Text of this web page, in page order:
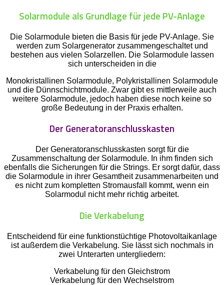
Solarmodule als Grundlage für jede PV-Anlage
Die Solarmodule bieten die Basis für jede PV-Anlage. Sie
werden zum Solargenerator zusammengeschaltet und
bestehen aus vielen Solarzellen. Die Solarmodule lassen
sich unterscheiden in die
Monokristallinen Solarmodule, Polykristallinen Solarmodule
und die Dünnschichtmodule. Zwar gibt es mittlerweile auch
weitere Solarmodule, jedoch haben diese noch keine so
große Bedeutung in der Praxis erhalten.
Der Generatoranschlusskasten
Der Generatoranschlusskasten sorgt für die
Zusammenschaltung der Solarmodule. In ihm finden sich
ebenfalls die Sicherungen für die Strings. Er sorgt dafür, dass
die Solarmodule in ihrer Gesamtheit zusammenarbeiten und
es nicht zum kompletten Stromausfall kommt, wenn ein
Solarmodul nicht mehr richtig arbeitet.
Die Verkabelung
Entscheidend für eine funktionstüchtige Photovoltaikanlage
ist außerdem die Verkabelung. Sie lässt sich nochmals in
zwei Unterarten untergliedern:
Verkabelung für den Gleichstrom
Verkabelung für den Wechselstrom